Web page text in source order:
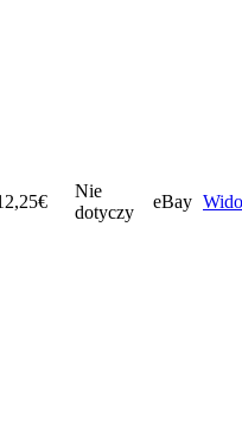
Nie
dotyczy
eBay